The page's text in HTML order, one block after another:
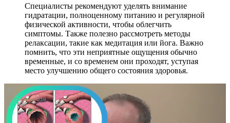
Специалисты рекомендуют уделять внимание
гидратации, полноценному питанию и регулярной
физической активности, чтобы облегчить
симптомы. Также полезно рассмотреть методы
релаксации, такие как медитация или йога. Важно
помнить, что эти неприятные ощущения обычно
временные, и со временем они проходят, уступая
место улучшению общего состояния здоровья.